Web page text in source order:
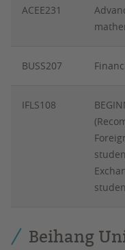
ACEE231
BUSS207
IFLS108
Beihang